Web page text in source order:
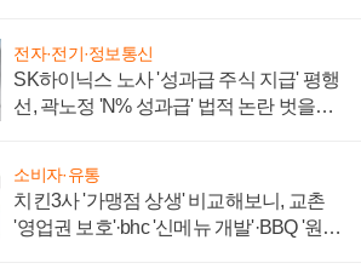
전자·전기·정보통신
SK하이닉스 노사 '성과급 주식 지급' 평행
선, 곽노정 'N% 성과급' 법적 논란 벗을지
소비자·유통
치킨3사 '가맹점 상생' 비교해보니, 교촌
'영업권 보호'·bhc '신메뉴 개발'·BBQ '원가